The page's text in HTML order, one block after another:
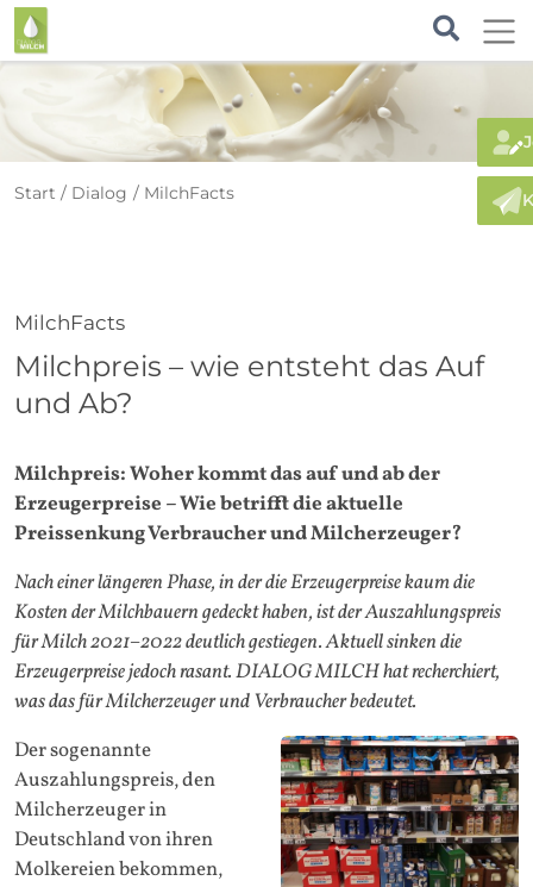
Start Dialog MilchFacts
MilchFacts
Milchpreis – wie entsteht das Auf
und Ab?
Milchpreis: Woher kommt das auf und ab der
Erzeugerpreise – Wie betrifft die aktuelle
Preissenkung Verbraucher und Milcherzeuger?
Nach einer längeren Phase, in der die Erzeugerpreise kaum die
Kosten der Milchbauern gedeckt haben, ist der Auszahlungspreis
für Milch 2021–2022 deutlich gestiegen. Aktuell sinken die
Erzeugerpreise jedoch rasant. DIALOG MILCH hat recherchiert,
was das für Milcherzeuger und Verbraucher bedeutet.
Der sogenannte
Auszahlungspreis, den
Milcherzeuger in
Deutschland von ihren
Molkereien bekommen,